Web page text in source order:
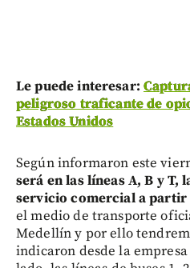
Le puede interesar:
peligroso traficante de
Estados Unidos
Según informaron este
será en las líneas A, B y T,
servicio comercial a partir
el medio de transporte
Medellín y por ello
indicaron desde la